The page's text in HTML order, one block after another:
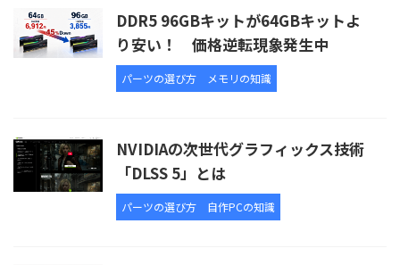
DDR5 96GBキットが64GBキットよ
り安い！ 価格逆転現象発生中
パーツの選び方 メモリの知識
NVIDIAの次世代グラフィックス技術
「DLSS 5」とは
パーツの選び方 自作PCの知識